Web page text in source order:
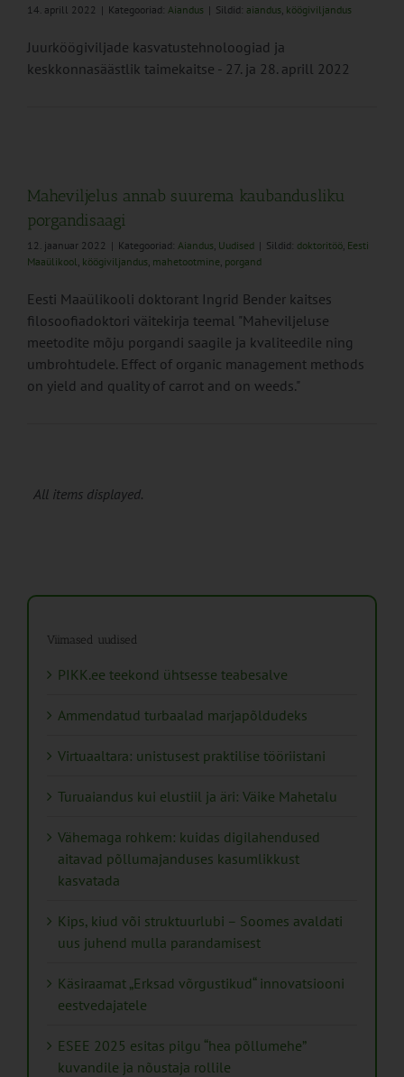
14. aprill 2022 | Kategooriad: Aiandus | Sildid: aiandus, köögiviljandus
Juurköögiviljade kasvatustehnoloogiad ja
keskkonnasäästlik taimekaitse - 27. ja 28. aprill 2022
Maheviljelus annab suurema kaubandusliku
porgandisaagi
12. jaanuar 2022 | Kategooriad: Aiandus, Uudised | Sildid: doktoritöö, Eesti
Maaülikool, köögiviljandus, mahetootmine, porgand
Eesti Maaülikooli doktorant Ingrid Bender​ kaitses
filosoofiadoktori väitekirja teemal "Maheviljeluse
meetodite mõju porgandi saagile ja kvaliteedile ning
umbrohtudele. Effect of organic management methods
on yield and quality of carrot and on weeds."
All items displayed.
Viimased uudised
PIKK.ee teekond ühtsesse teabesalve
Ammendatud turbaalad marjapõldudeks
Virtuaaltara: unistusest praktilise tööriistani
Turuaiandus kui elustiil ja äri: Väike Mahetalu
Vähemaga rohkem: kuidas digilahendused
aitavad põllumajanduses kasumlikkust
kasvatada
Kips, kiud või struktuurlubi – Soomes avaldati
uus juhend mulla parandamisest
Käsiraamat „Erksad võrgustikud“ innovatsiooni
eestvedajatele
ESEE 2025 esitas pilgu “hea põllumehe”
kuvandile ja nõustaja rollile